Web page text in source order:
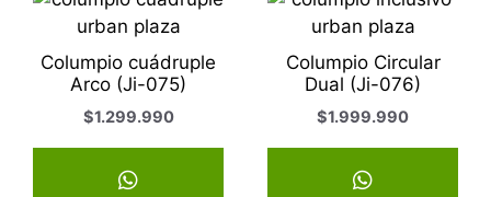
Columpio cuádruple
Arco (Ji-075)
$1.299.990
Columpio Circular
Dual (Ji-076)
$1.999.990